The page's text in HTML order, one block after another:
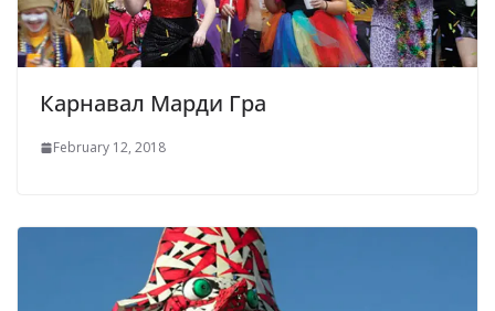
Карнавал Марди Гра
February 12, 2018